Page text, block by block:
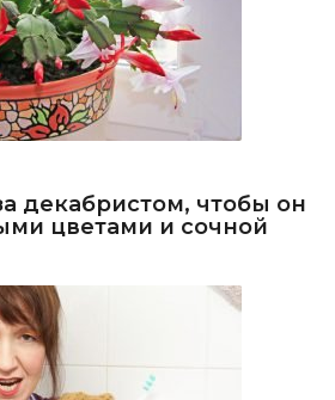
декабристом, чтобы он
цветами и сочной